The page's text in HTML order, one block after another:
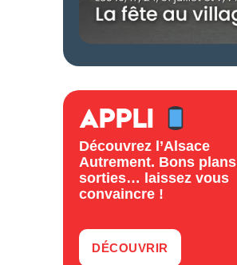
APPLI
Découvrez l’Alsace
Autrement. Bons
sorties… laissez vous
convaincre !
DÉCOUVRIR